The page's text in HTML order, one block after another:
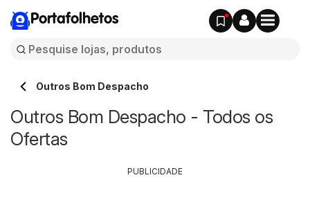
Portafolhetos
Outros Bom Despacho
Outros Bom Despacho - Todos os
Ofertas
PUBLICIDADE